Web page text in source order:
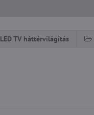
LED TV háttérvilágítás